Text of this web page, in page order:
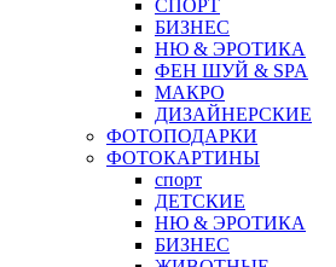
СПОРТ
БИЗНЕС
НЮ & ЭРОТИКА
ФЕН ШУЙ & SPA
МАКРО
ДИЗАЙНЕРСКИЕ
ФОТОПОДАРКИ
ФОТОКАРТИНЫ
спорт
ДЕТСКИЕ
НЮ & ЭРОТИКА
БИЗНЕС